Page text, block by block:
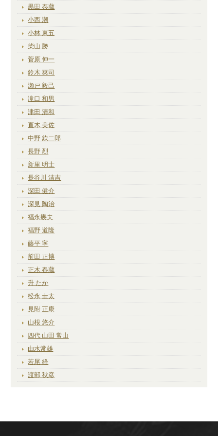
黒田 泰蔵
小西 潮
小林 東五
柴山 勝
菅原 伸一
鈴木 爽司
瀬戸 毅己
滝口 和男
津田 清和
直木 美佐
中野 欽二郎
長野 烈
新里 明士
長谷川 清吉
深田 健介
深見 陶治
福永幾夫
福野 道隆
藤平 寧
前田 正博
正木 春蔵
升 たか
松永 圭太
見附 正康
山根 悠介
四代 山田 常山
由水常雄
若尾 経
渡部 秋彦